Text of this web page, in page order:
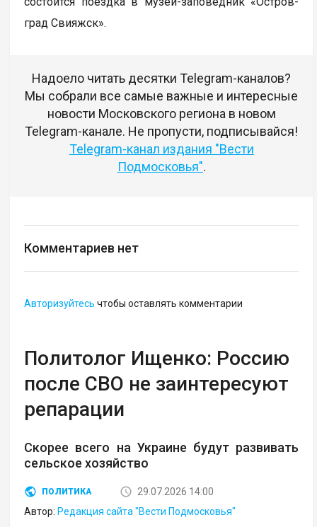
град Свияжск».
Надоело читать десятки Telegram-каналов?
Мы собрали все самые важные и интересные
новости Московского региона в новом
Telegram-канале. Не пропусти, подписывайся!
Telegram-канал издания "Вести
Подмосковья".
Комментариев нет
Авторизуйтесь чтобы оставлять комментарии
Политолог Ищенко: Россию
после СВО не заинтересуют
репарации
Скорее всего на Украине будут развивать
сельское хозяйство
ПОЛИТИКА
29.07.2026 14:00
Автор: Редакция сайта "Вести Подмосковья"